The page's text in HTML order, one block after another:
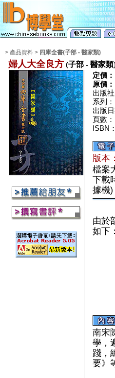
> 產品資料 > 四庫全書(子部 - 醫家類)
婦人大全良方 (子部 - 醫家類
定價：
原價：
出版社
系列：
出版日
頁數：
ISBN：
版本
檔案
下載
據機)
由於
如下：
南宋
學，
踐，
要》